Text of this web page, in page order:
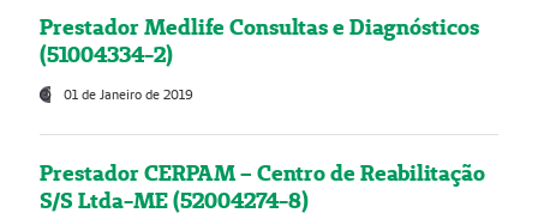
Prestador Medlife Consultas e Diagnósticos
(51004334-2)
01 de Janeiro de 2019
Prestador CERPAM – Centro de Reabilitação
S/S Ltda-ME (52004274-8)